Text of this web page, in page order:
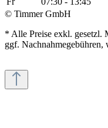
© Timmer GmbH
* Alle Preise exkl. gesetzl.
ggf. Nachnahmegebühren,